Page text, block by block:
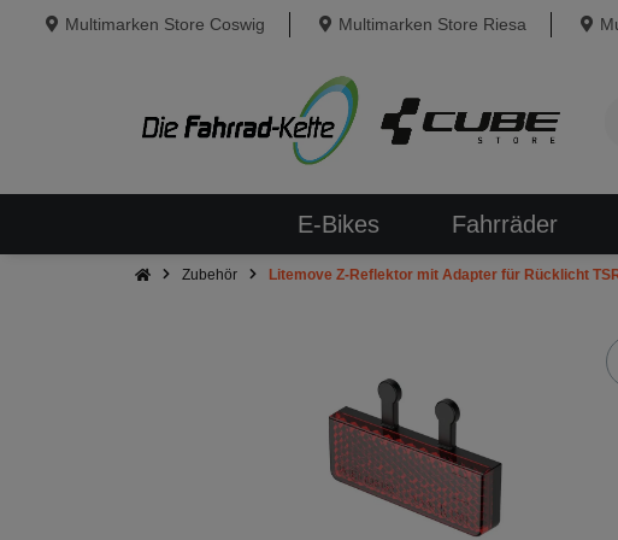
Multimarken Store Coswig Multimarken Store Riesa
E-Bikes Fahrräder
Zubehör Litemove Z-Reflektor mit Adapter für Rücklicht